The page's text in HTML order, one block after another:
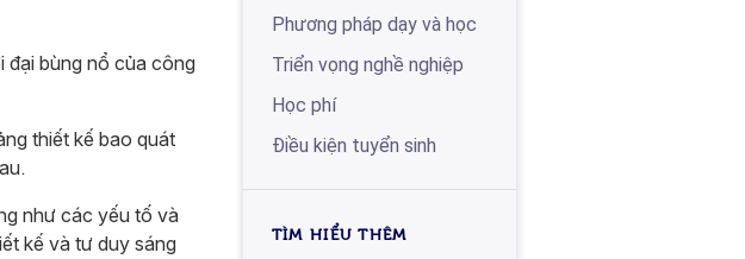
đại bùng nổ của công
thiết kế bao quát
như các yếu tố và
kế và tư duy sáng
Phương pháp dạy và học
Triển vọng nghề nghiệp
Học phí
Điều kiện tuyển sinh
TÌM HIỂU THÊM